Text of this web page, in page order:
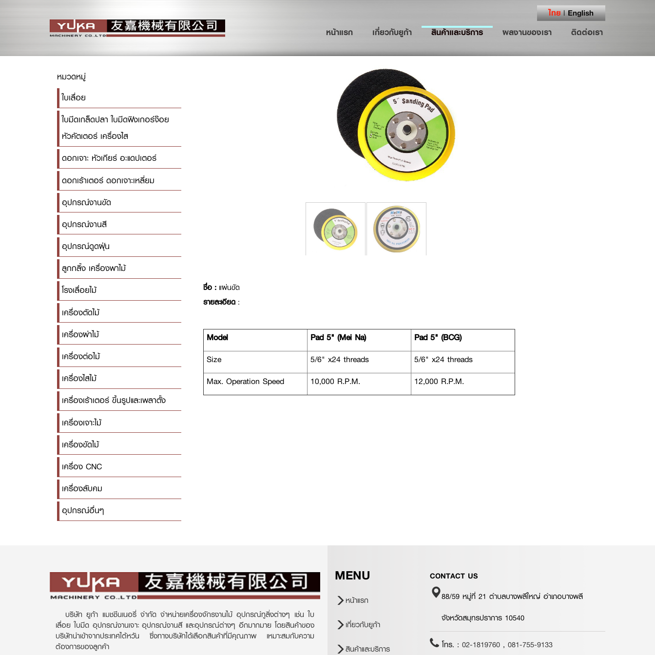
ไทย |English
หน้าแรก(current)เกี่ยวกับยูก้า สินค้าและบริการ ผลงานของเรา ติดต่อเรา
หมวดหมู่
ใบเลื่อย
ใบมีดเกล็ดปลา ใบมีดฟิงเกอร์จ๊อย
หัวคัตเตอร์ เครื่องไส
ดอกเจาะ หัวเกียร์ อะแดปเตอร์
ดอกเร้าเตอร์ ดอกเจาะเหลี่ยม
อุปกรณ์งานขัด
อุปกรณ์งานสี
อุปกรณ์ดูดฝุ่น
ลูกกลิ้ง เครื่องพาไม้
โรงเลื่อยไม้
เครื่องตัดไม้
เครื่องผ่าไม้
เครื่องต่อไม้
เครื่องไสไม้
เครื่องเร้าเตอร์ ขึ้นรูปและเพลาตั้ง
เครื่องเจาะไม้
เครื่องขัดไม้
เครื่อง CNC
เครื่องลับคม
อุปกรณ์อื่นๆ
ชื่อ : แผ่นขัด
รายละเอียด :
Model Pad 5" (Mei Na)
Pad 5" (BCG)
Size
5/6" x24 threads
5/6" x24 threads
Max. Operation Speed
10,000 R.P.M. 12,000 R.P.M.
บริษัท ยูก้า แมชชีนเนอรี่ จำกัด จำหน่ายเครื่องจักรงานไม้ อุปกรณ์ทูลิ่งต่างๆ เช่น ใบ
เลื่อย ใบมีด อุปกรณ์งานเจาะ อุปกรณ์งานสี และอุปกรณ์ต่างๆ อีกมากมาย โดยสินค้าของ
บริษัทนำเข้าจากประเทศไต้หวัน ซึ่งทางบริษัทได้เลือกสินค้าที่มีคุณภาพ เหมาะสมกับความ
ต้องการของลูกค้า
MENU
หน้าแรก
เกี่ยวกับยูก้า
สินค้าและบริการ
CONTACT US
88/59 หมู่ที่ 21 ตำบลบางพลีใหญ่ อำเภอบางพลี
จังหวัดสมุทรปราการ 10540
โทร. : 02-1819760 , 081-755-9133